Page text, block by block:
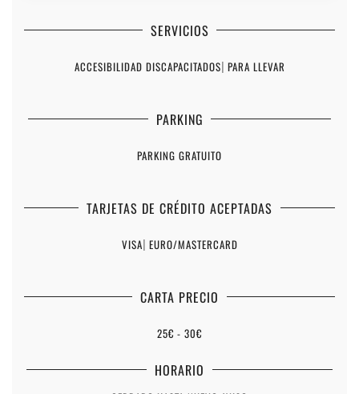
SERVICIOS
ACCESIBILIDAD DISCAPACITADOS| PARA LLEVAR
PARKING
PARKING GRATUITO
TARJETAS DE CRÉDITO ACEPTADAS
VISA| EURO/MASTERCARD
CARTA PRECIO
25€ - 30€
HORARIO